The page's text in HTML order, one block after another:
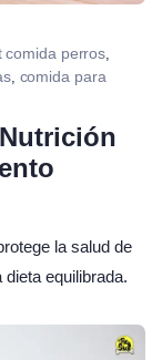
comida perros
, comida para
la salud de
equilibrada.